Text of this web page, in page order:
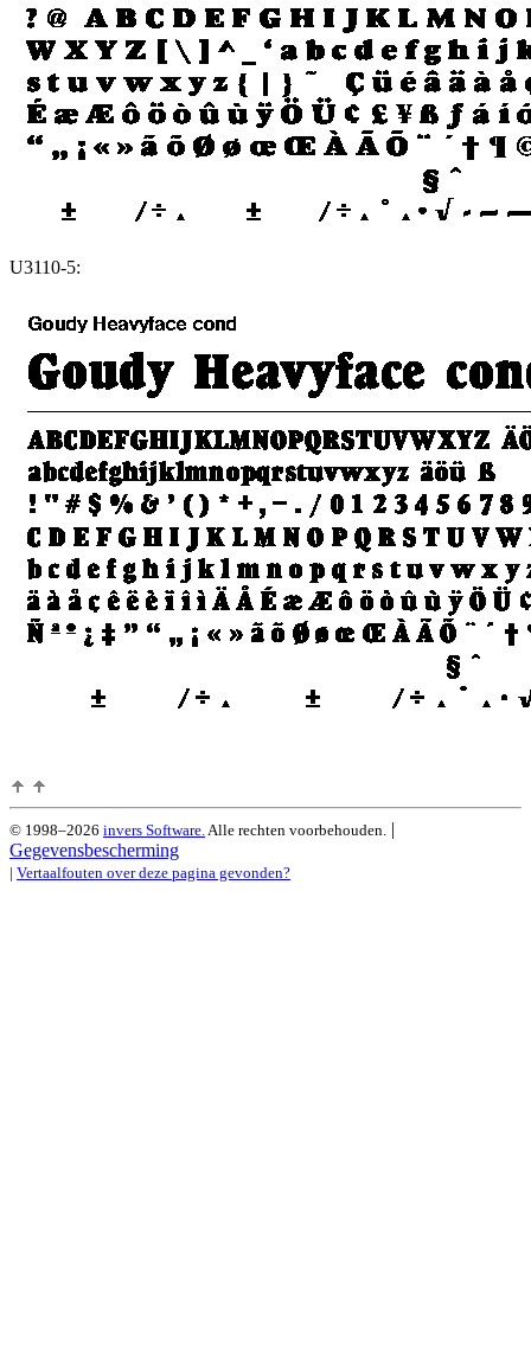
U3110-5:
© 1998–2026 invers Software. Alle rechten voorbehouden. |
Gegevensbescherming
| Vertaalfouten over deze pagina gevonden?